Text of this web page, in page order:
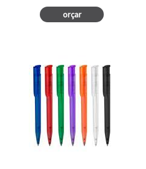
orçar